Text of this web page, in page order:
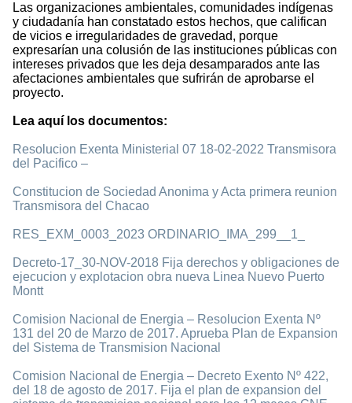
Las organizaciones ambientales, comunidades indígenas
y ciudadanía han constatado estos hechos, que califican
de vicios e irregularidades de gravedad, porque
expresarían una colusión de las instituciones públicas con
intereses privados que les deja desamparados ante las
afectaciones ambientales que sufrirán de aprobarse el
proyecto.
Lea aquí los documentos:
Resolucion Exenta Ministerial 07 18-02-2022 Transmisora
del Pacifico –
Constitucion de Sociedad Anonima y Acta primera reunion
Transmisora del Chacao
RES_EXM_0003_2023 ORDINARIO_IMA_299__1_
Decreto-17_30-NOV-2018 Fija derechos y obligaciones de
ejecucion y explotacion obra nueva Linea Nuevo Puerto
Montt
Comision Nacional de Energia – Resolucion Exenta Nº
131 del 20 de Marzo de 2017. Aprueba Plan de Expansion
del Sistema de Transmision Nacional
Comision Nacional de Energia – Decreto Exento Nº 422,
del 18 de agosto de 2017. Fija el plan de expansion del